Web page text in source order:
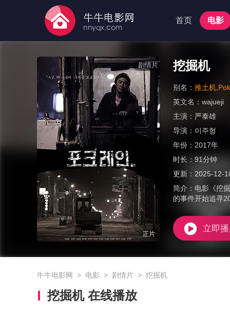
首页 电影
剧情片
正片
挖掘机
别名： 推土机
英文名： wajueji
主演： 严泰雄
导演： 이주형
年份： 2017年
时长： 91分钟
更新： 2025-12-
简介： 电影《挖
的事件开始追寻
立即
牛牛电影网 > 电影 > 剧情片 > 挖掘机
挖掘机 在线播放